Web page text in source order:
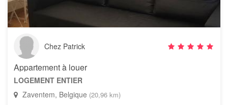
Chez Patrick
Appartement à louer
LOGEMENT ENTIER
Zaventem, Belgique (20,96 km)